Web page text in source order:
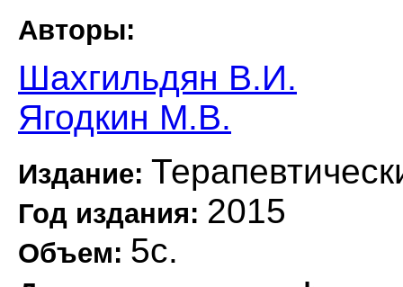
Авторы:
Шахгильдян В.И.
Ягодкин М.В.
Издание:
Год издания: 2015
Объем: 5с.